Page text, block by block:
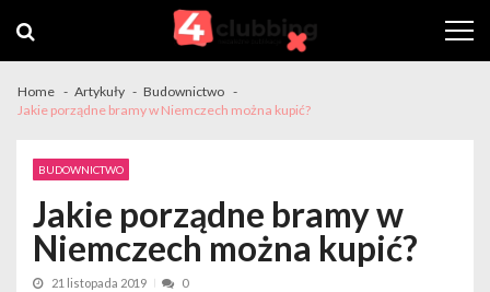
navigation
content
Home Artykuły
Budownictwo
Jakie porządne bramy w Niemczech można kupić?
BUDOWNICTWO
Jakie porządne bramy w
Niemczech można kupić?
21 listopada 2019 0